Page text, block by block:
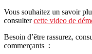
Vous souhaitez un savoir
consultercette video de
Besoin d’être rassurez,
commerçants :